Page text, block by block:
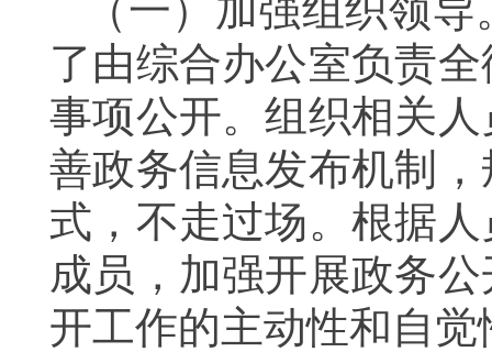
（一）加强组织领导
了由综合办公室负责
事项公开。组织相关
善政务信息发布机制
式，不走过场。根据
成员，加强开展政务
开工作的主动性和自觉